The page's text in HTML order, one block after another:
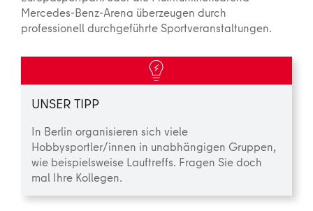
Mercedes-Benz-Arena überzeugen durch
professionell durchgeführte Sportveranstaltungen.
UNSER TIPP
In Berlin organisieren sich viele
Hobbysportler/innen in unabhängigen Gruppen,
wie beispielsweise Lauftreffs. Fragen Sie doch
mal Ihre Kollegen.